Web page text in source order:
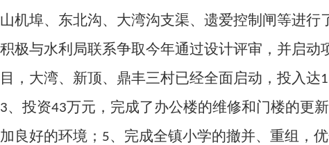
机埠、东北沟、大湾沟支渠、遗爱控制闸等进行
极与水利局联系争取今年通过设计评审，并启动
，大湾、新顶、鼎丰三村已经全面启动，投入达
3、投资43万元，完成了办公楼的维修和门楼的更新
良好的环境； 5、完成全镇小学的撤并、重组，